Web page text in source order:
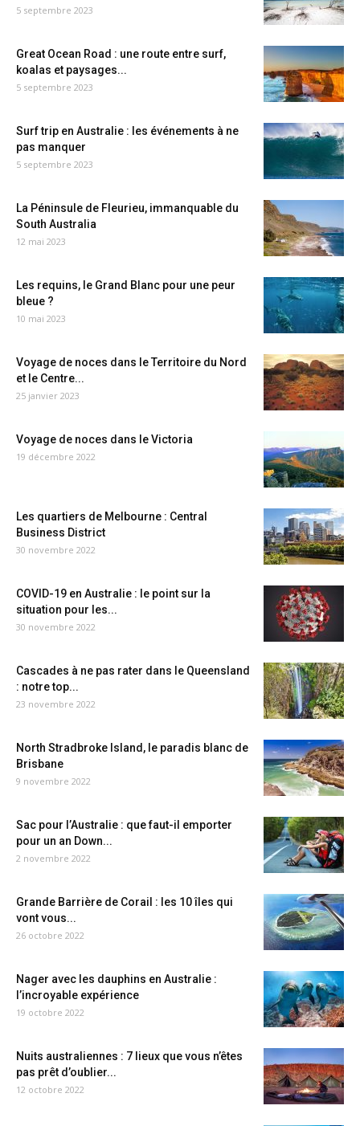
5 septembre 2023
Great Ocean Road : une route entre surf,
koalas et paysages...
5 septembre 2023
Surf trip en Australie : les événements à ne
pas manquer
5 septembre 2023
La Péninsule de Fleurieu, immanquable du
South Australia
12 mai 2023
Les requins, le Grand Blanc pour une peur
bleue ?
10 mai 2023
Voyage de noces dans le Territoire du Nord
et le Centre...
25 janvier 2023
Voyage de noces dans le Victoria
19 décembre 2022
Les quartiers de Melbourne : Central
Business District
30 novembre 2022
COVID-19 en Australie : le point sur la
situation pour les...
30 novembre 2022
Cascades à ne pas rater dans le Queensland
: notre top...
23 novembre 2022
North Stradbroke Island, le paradis blanc de
Brisbane
9 novembre 2022
Sac pour l’Australie : que faut-il emporter
pour un an Down...
2 novembre 2022
Grande Barrière de Corail : les 10 îles qui
vont vous...
26 octobre 2022
Nager avec les dauphins en Australie :
l’incroyable expérience
19 octobre 2022
Nuits australiennes : 7 lieux que vous n’êtes
pas prêt d’oublier...
12 octobre 2022